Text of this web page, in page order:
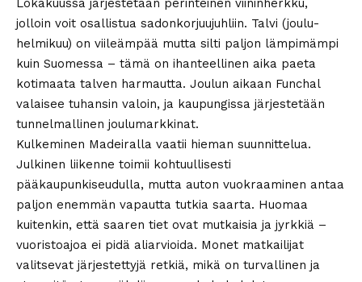
Lokakuussa järjestetään perinteinen viininherkku,
jolloin voit osallistua sadonkorjuujuhliin. Talvi (joulu-
helmikuu) on viileämpää mutta silti paljon lämpimämpi
kuin Suomessa – tämä on ihanteellinen aika paeta
kotimaata talven harmautta. Joulun aikaan Funchal
valaisee tuhansin valoin, ja kaupungissa järjestetään
tunnelmallinen joulumarkkinat.
Kulkeminen Madeiralla vaatii hieman suunnittelua.
Julkinen liikenne toimii kohtuullisesti
pääkaupunkiseudulla, mutta auton vuokraaminen antaa
paljon enemmän vapautta tutkia saarta. Huomaa
kuitenkin, että saaren tiet ovat mutkaisia ja jyrkkiä –
vuoristoajoa ei pidä aliarvioida. Monet matkailijat
valitsevat järjestettyjä retkiä, mikä on turvallinen ja